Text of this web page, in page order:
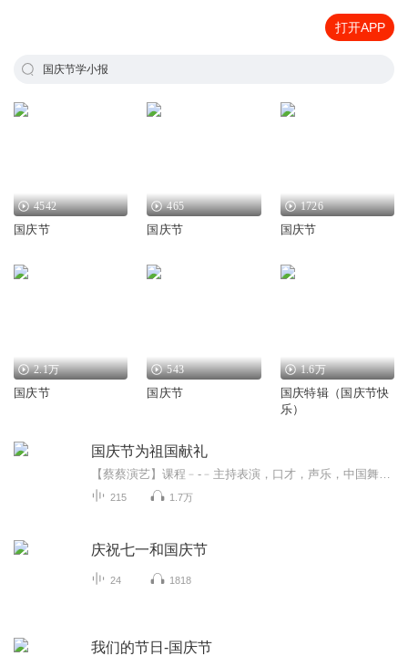
打开APP
国庆节学小报
4542
国庆节
465
国庆节
1726
国庆节
2.1万
国庆节
543
国庆节
1.6万
国庆特辑（国庆节快
乐）
国庆节为祖国献礼
215 1.7万
庆祝七一和国庆节
24 1818
我们的节日-国庆节